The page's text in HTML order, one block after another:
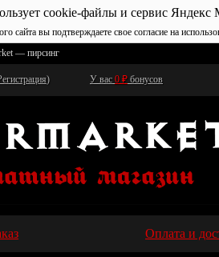
cookie-файлы и сервис Яндекс
сайта вы подтверждаете свое согласие на
— пирсинг
) У вас 0 ₽ бонусов
Оплата и